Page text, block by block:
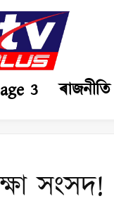
3 ৰাজনীতি
সংসদ!